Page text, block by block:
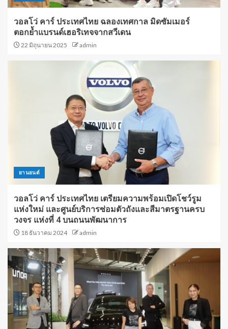
วอลโว่ คาร์ ประเทศไทย ฉลองเทศกาล มิดซัมเมอร์
ตอกย้ำแบรนด์เฮอริเทจจากสวีเดน
22 มิถุนายน 2025 admin
ยานยนต์
วอลโว่ คาร์ ประเทศไทย เตรียมความพร้อมเปิดโชว์รูม
แห่งใหม่ และศูนย์บริการซ่อมตัวถังและสีมาตรฐานครบ
วงจร แห่งที่ 4 บนถนนพัฒนาการ
18 ธันวาคม 2024 admin